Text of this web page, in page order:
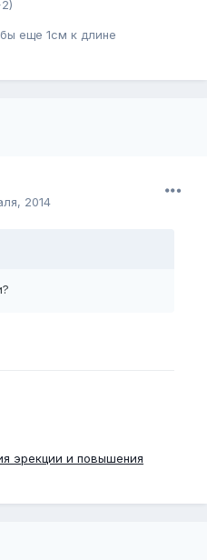
еще 1см к длине
2014
эрекции и повышения